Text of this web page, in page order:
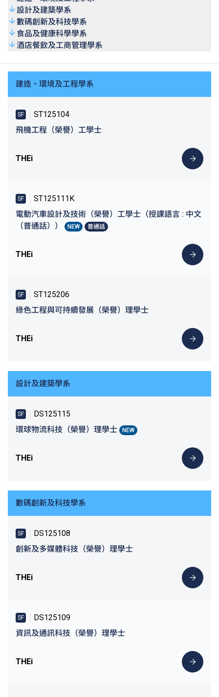
設計及建築學系
數碼創新及科技學系
食品及健康科學學系
酒店餐飲及工商管理學系
建造、環境及工程學系
SF
ST125104
飛機工程（榮譽）工學士
THEi
SF
ST125111K
電動汽車設計及技術（榮譽）工學士（授課語言 : 中文
（普通話））
NEW 普通話
THEi
SF
ST125206
綠色工程與可持續發展（榮譽）理學士
THEi
設計及建築學系
SF
DS125115
環球物流科技（榮譽）理學士
NEW
THEi
數碼創新及科技學系
SF
DS125108
創新及多媒體科技（榮譽）理學士
THEi
SF
DS125109
資訊及通訊科技（榮譽）理學士
THEi